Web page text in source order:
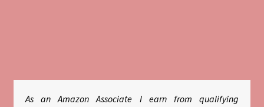
As an Amazon Associate I earn from qualifying